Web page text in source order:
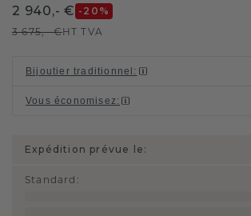
2 940,- € -20 %
3 675,- €HT TVA
Bijoutier traditionnel :
Vous économisez:
Expédition prévue le:
Standard :